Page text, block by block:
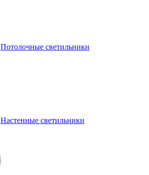
Потолочные светильники
Настенные светильники